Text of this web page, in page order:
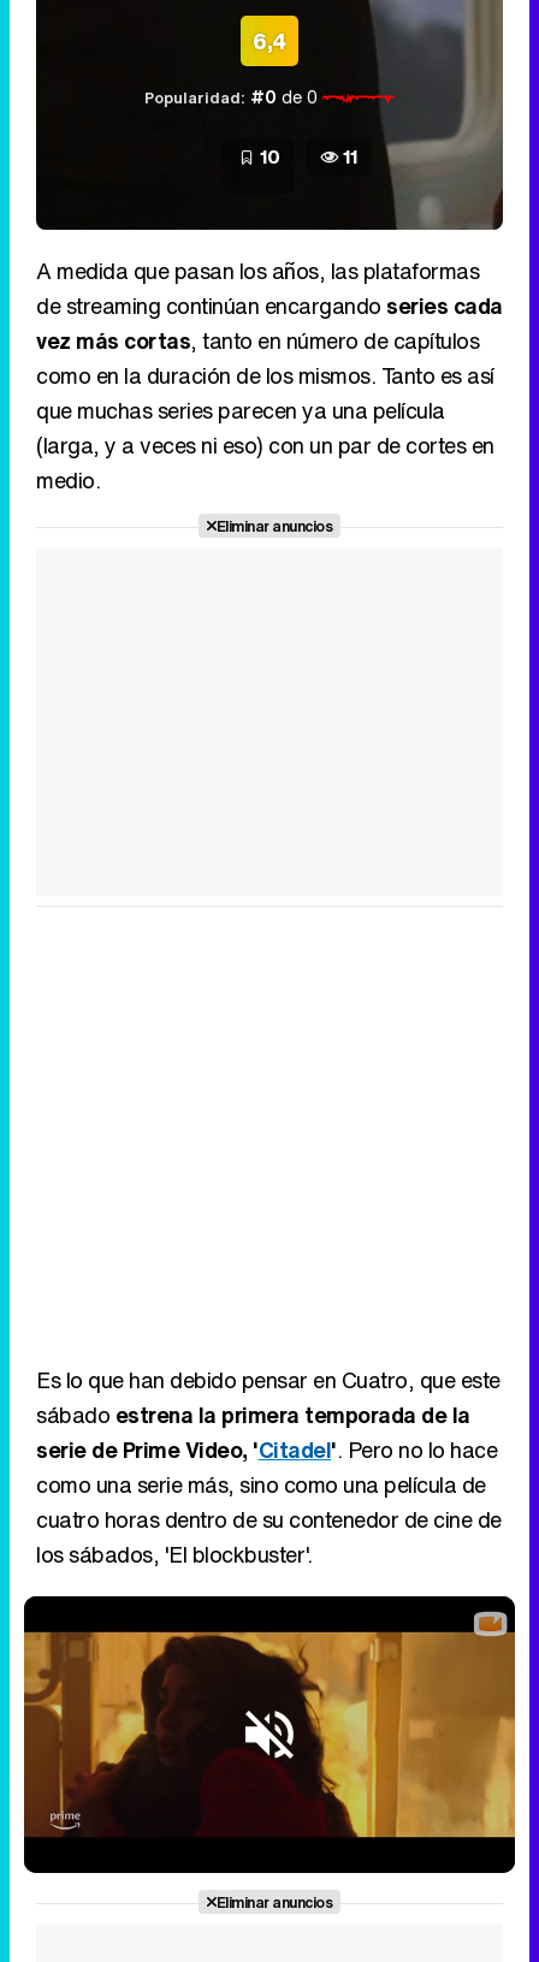
6,4
Popularidad: #0 de 0
10 11
A medida que pasan los años, las plataformas
de streaming continúan encargando series cada
vez más cortas, tanto en número de capítulos
como en la duración de los mismos. Tanto es así
que muchas series parecen ya una película
(larga, y a veces ni eso) con un par de cortes en
medio.
Eliminar anuncios
Es lo que han debido pensar en Cuatro, que este
sábado estrena la primera temporada de la
serie de Prime Video, 'Citadel'. Pero no lo hace
como una serie más, sino como una película de
cuatro horas dentro de su contenedor de cine de
los sábados, 'El blockbuster'.
Unmute
Eliminar anuncios